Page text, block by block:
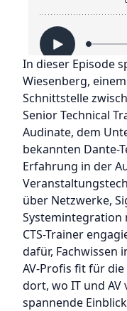
In dieser Episode
Wiesenberg,
Schnittstelle
Senior Technical
Audinate, dem
bekannten Dante-
Erfahrung in der
über Netzwerke,
Systemintegration
CTS-Trainer
dafür, Fachwissen
AV-Profis fit für
dort, wo IT und AV
spannende